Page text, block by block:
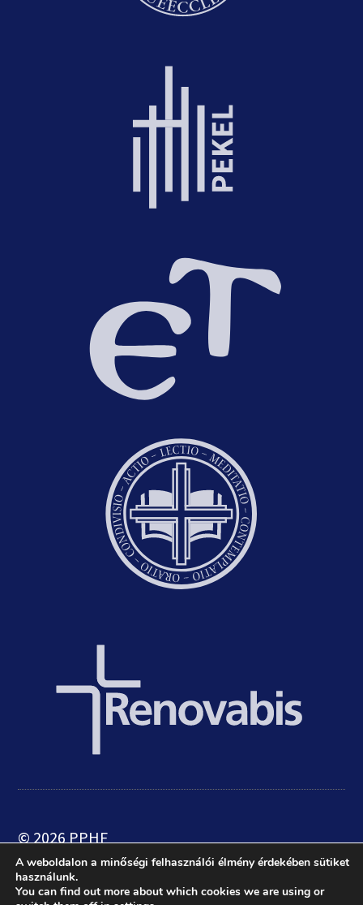
© 2026 PPHF
web:crætive.hu | tárhely:RackForest
A weboldalon a minőségi felhasználói élmény érdekében sütiket
használunk.
You can find out more about which cookies we are using or